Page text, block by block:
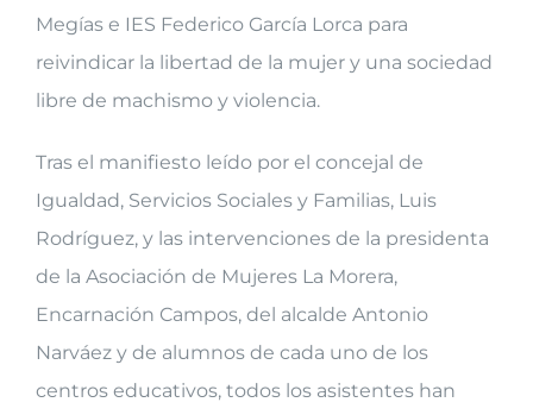
Megías e IES Federico García Lorca para
reivindicar la libertad de la mujer y una sociedad
libre de machismo y violencia.
Tras el manifiesto leído por el concejal de
Igualdad, Servicios Sociales y Familias, Luis
Rodríguez, y las intervenciones de la presidenta
de la Asociación de Mujeres La Morera,
Encarnación Campos, del alcalde Antonio
Narváez y de alumnos de cada uno de los
centros educativos, todos los asistentes han